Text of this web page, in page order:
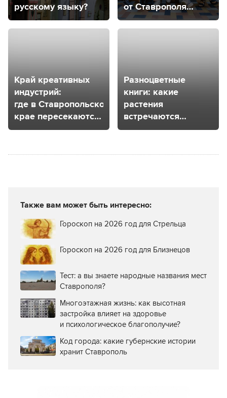
русскому языку?
от Ставрополя
до Мехико
Край креативных
индустрий:
где в Ставропольском
крае пересекаются
творчество
Разноцветные
книги: какие
растения
встречаются
в Ставропольском
Также вам может быть интересно:
Гороскоп на 2026 год для Стрельца
Гороскоп на 2026 год для Близнецов
Тест: а вы знаете народные названия мест
Ставрополя?
Многоэтажная жизнь: как высотная
застройка влияет на здоровье
и психологическое благополучие?
Код города: какие губернские истории
хранит Ставрополь